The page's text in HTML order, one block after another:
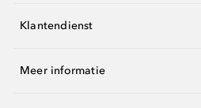
Klantendienst
Meer informatie